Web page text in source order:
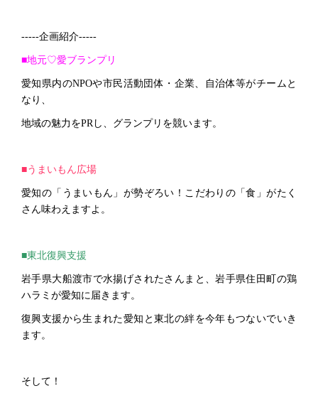
-----企画紹介-----
■地元♡愛ブランプリ
愛知県内のNPOや市民活動団体・企業、自治体等がチームと
なり、
地域の魅力をPRし、グランプリを競います。
■うまいもん広場
愛知の「うまいもん」が勢ぞろい！こだわりの「食」がたく
さん味わえますよ。
■東北復興支援
岩手県大船渡市で水揚げされたさんまと、岩手県住田町の鶏
ハラミが愛知に届きます。
復興支援から生まれた愛知と東北の絆を今年もつないでいき
ます。
そして！